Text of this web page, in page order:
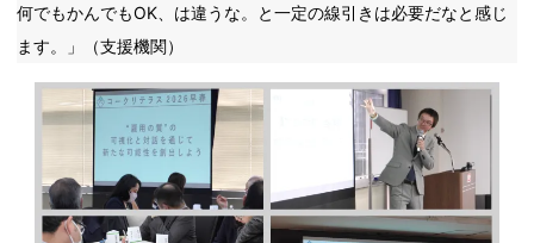
何でもかんでもOK、は違うな。と一定の線引きは必要だなと感じ
ます。」（支援機関）